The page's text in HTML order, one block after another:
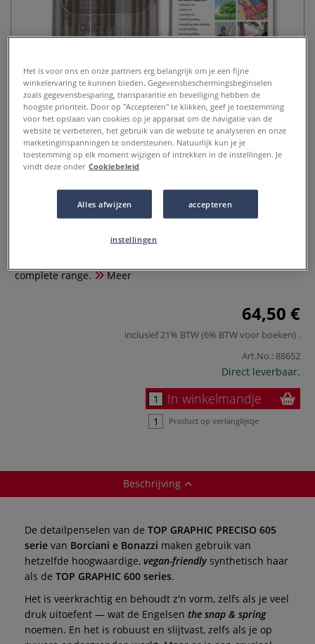
Borciani e Bonazzi | TOP GRAPHIC
PRECISO detailpenselen ○ 9-set —
synthetisch haar
0 Beoordeling
Het vegan synthetisch haar van dit ronde penseel is kort
directe respons en heeft een extreme snap & spring —
complete range.
Meer
64,50 €
inclusief 21% BTW (6% BTW voor boeken) .
Art.No.: 88652
Direct leverbaar.
In winkelmandje
Product op verlanglijstje
Beschrijving
De detailpenselen van de TOP GRAPHIC PRECISO 605
serie van Borciani e Bonazzi maken gebruik van
hetzelfde hoogwaardige, vegan-friendlysynthetisch haar
als de TOP GRAPHIC 600 series.
Het is veerkrachtig en behoudt z'n vorm, zelfs als je veel
druk uitoefent — wat de Engelsen the snap & spring
noemen. En het is robuust en slijtvast, zelfs als je op
Het is voor ons en onze partners erg belangrijk om je een fijne
winkelervaring te kunnen bieden. Gegevensbeschermingsbeginselen
zoals gegevensbesparing, transparantie en beveiliging hebben de
hoogste prioriteit. Door op "Accepteren" te klikken, geef je toestemming
voor het opslaan van cookies op je apparaat om de navigatie van de
website te verbeteren, het gebruik van de website te analyseren en onze
marketinginspanningen te ondersteunen. Natuurlijk kun je je
toestemming op elk moment wijzigen of intrekken in de instellingen. Je
vindt deze onder Cookiebeleid
Alles afwijzen accepteren
instellingen